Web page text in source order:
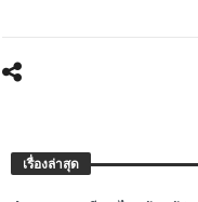
เรื่องล่าสุด